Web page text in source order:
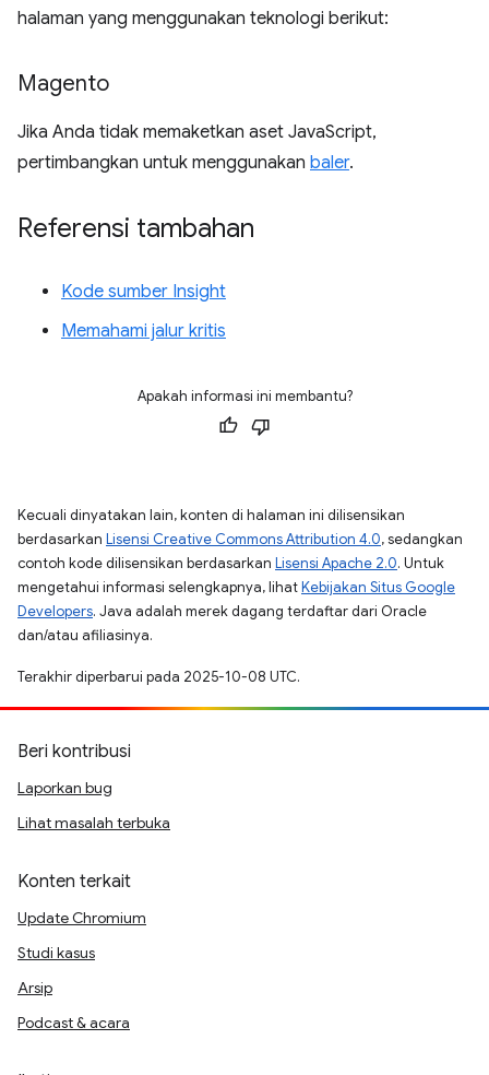
halaman yang menggunakan teknologi berikut:
Magento
Jika Anda tidak memaketkan aset JavaScript,
pertimbangkan untuk menggunakan baler.
Referensi tambahan
Kode sumber Insight
Memahami jalur kritis
Apakah informasi ini membantu?
Kecuali dinyatakan lain, konten di halaman ini dilisensikan
berdasarkan Lisensi Creative Commons Attribution 4.0, sedangkan
contoh kode dilisensikan berdasarkan Lisensi Apache 2.0. Untuk
mengetahui informasi selengkapnya, lihatKebijakan Situs Google
Developers. Java adalah merek dagang terdaftar dari Oracle
dan/atau afiliasinya.
Terakhir diperbarui pada 2025-10-08 UTC.
Beri kontribusi
Laporkan bug
Lihat masalah terbuka
Konten terkait
Update Chromium
Studi kasus
Arsip
Podcast & acara